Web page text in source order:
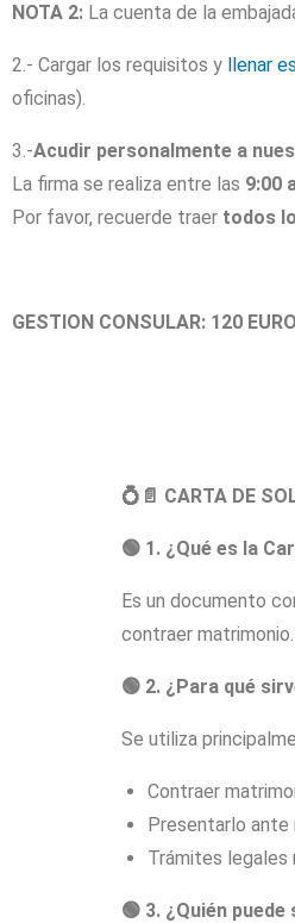
NOTA 2: La cuenta de la
2.- Cargar los requisitos y llenar
oficinas).
3.-Acudir personalmente a
La firma se realiza entre las 9:00
Por favor, recuerde traer todos
GESTION CONSULAR: 120
💍📄 CARTA DE
🟢 1. ¿Qué es la
Es un documento
contraer matrimonio.
🟢 2. ¿Para qué
Se utiliza
Contraer
Presentarlo ante
Trámites legales
🟢 3. ¿Quién